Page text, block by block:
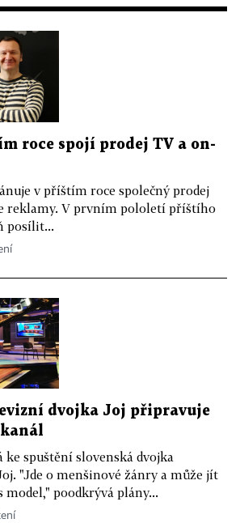
roce spojí prodej TV a on-
v příštím roce společný prodej
reklamy. V prvním pololetí příštího
posílit...
dvojka Joj připravuje
ke spuštění slovenská dvojka
"Jde o menšinové žánry a může jít
model," poodkrývá plány...